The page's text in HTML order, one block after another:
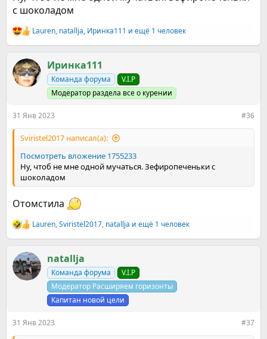
с шоколадом
Р
е
к
ц
и
Lauren, natallja, Иринка111 и ещё 1 человек
Иринка111
Команда форума
V.I.P
Модератор раздела все о курении
31 Янв 2023 #36
Sviristel2017 написал(а):
Посмотреть вложение 1755233
Ну, чтоб не мне одной мучаться. Зефиропеченьки с
шоколадом
Отомстила
Р
е
к
ц
и
Lauren,Sviristel2017, natallja и ещё 1 человек
natallja
Команда форума
V.I.P
Модератор Расширяем горизонты
Капитан новой цели
31 Янв 2023 #37